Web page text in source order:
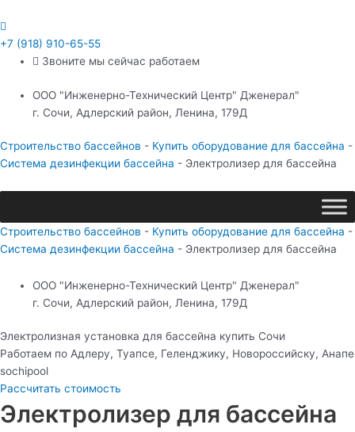
к
содержимому
+7 (918) 910-65-55
Звоните мы сейчас работаем
ООО "Инженерно-Технический Центр" Дженерал"
г. Сочи, Адлерский район, Ленина, 179Д
Строительство бассейнов - Купить оборудование для бассейна -
Система дезинфекции бассейна - Электролизер для бассейна
Строительство бассейнов - Купить оборудование для бассейна -
Система дезинфекции бассейна - Электролизер для бассейна
ООО "Инженерно-Технический Центр" Дженерал"
г. Сочи, Адлерский район, Ленина, 179Д
Электролизная установка для бассейна купить Сочи
Работаем по Адлеру, Туапсе, Геленджику, Новороссийску, Анапе
sochipool
Рассчитать стоимость
Электролизер для бассейна